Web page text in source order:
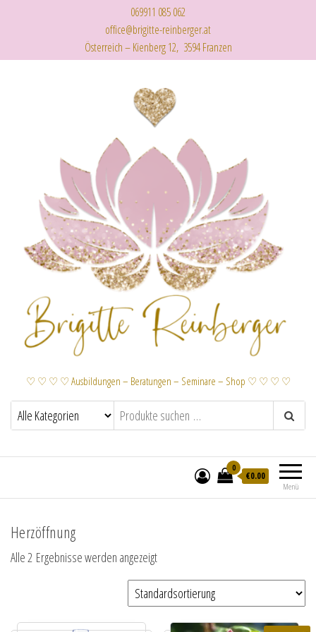
069911 085 062
office@brigitte-reinberger.at
Österreich – Kienberg 12, 3594 Franzen
♡ ♡ ♡ ♡ Ausbildungen – Beratungen – Seminare – Shop ♡ ♡ ♡ ♡
Menü
0
€0.00
Herzöffnung
Alle 2 Ergebnisse werden angezeigt